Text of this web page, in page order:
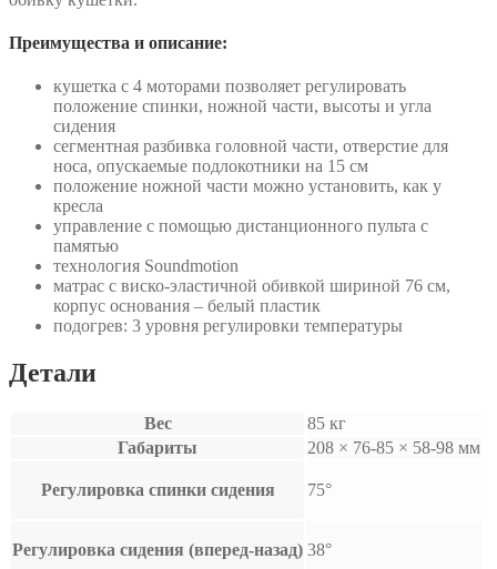
Преимущества и описание:
кушетка с 4 моторами позволяет регулировать
положение спинки, ножной части, высоты и угла
сидения
сегментная разбивка головной части, отверстие для
носа, опускаемые подлокотники на 15 см
положение ножной части можно установить, как у
кресла
управление с помощью дистанционного пульта с
памятью
технология Soundmotion
матрас с виско-эластичной обивкой шириной 76 см,
корпус основания – белый пластик
подогрев: 3 уровня регулировки температуры
Детали
Вес
85 кг
Габариты
208 × 76-85 × 58-98 мм
Регулировка спинки сидения 75°
Регулировка сидения (вперед-назад) 38°